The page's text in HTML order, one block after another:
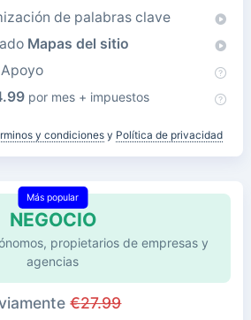
de palabras clave
Mapas del sitio
Apoyo
por mes + impuestos
y condicionesy Política de privacidad
NEGOCIO
Más popular
propietarios de empresas y
agencias
€27.99